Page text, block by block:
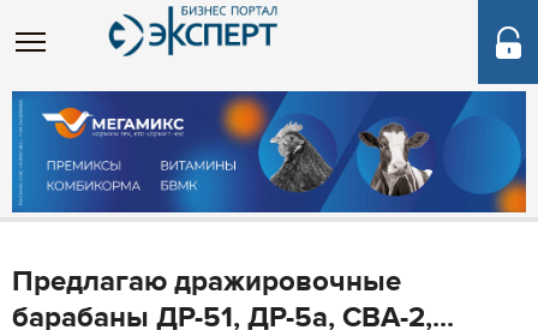
Предлагаю дражировочные
барабаны ДР-51, ДР-5а, СВА-2,...